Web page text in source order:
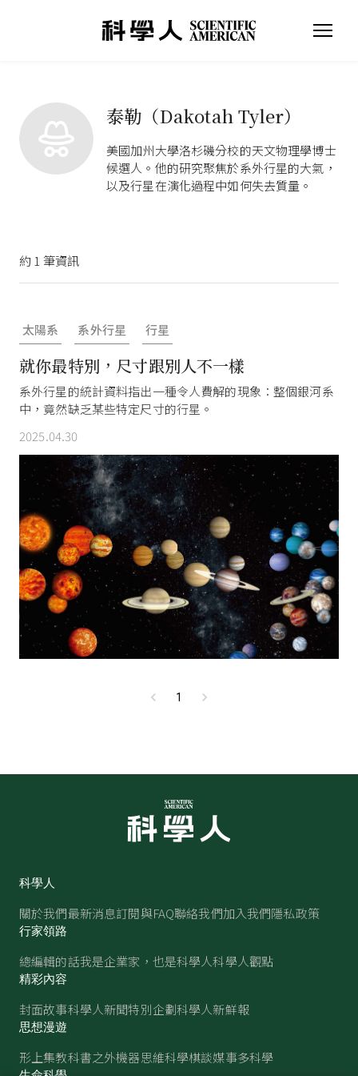
泰勒（Dakotah Tyler）
美國加州大學洛杉磯分校的天文物理學博士
候選人。他的研究聚焦於系外行星的大氣，
以及行星在演化過程中如何失去質量。
約 1 筆資訊
太陽系 系外行星 行星
就你最特別，尺寸跟別人不一樣
系外行星的統計資料指出一種令人費解的現象：整個銀河系
中，竟然缺乏某些特定尺寸的行星。
2025.04.30
1
科學人
關於我們最新消息訂閱與FAQ聯絡我們加入我們隱私政策
行家領路
總編輯的話我是企業家，也是科學人科學人觀點
精彩內容
封面故事科學人新聞特別企劃科學人新鮮報
思想漫遊
形上集教科書之外機器思維科學棋談媒事多科學